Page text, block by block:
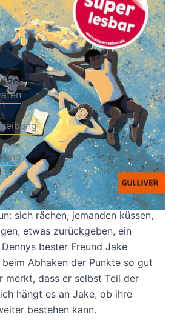
144 Seiten
ISBN: 978-3-
40782477-6
Tagen umziehen, aber an
nicht zu denken – es gibt noch
sich rächen, jemanden küssen,
etwas zurückgeben, ein
bester Freund Jake
Abhaken der Punkte so gut
merkt, dass er selbst Teil der
hängt es an Jake, ob ihre
bestehen kann.